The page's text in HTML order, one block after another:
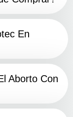
En
Aborto Con